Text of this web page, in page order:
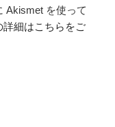
Akismet を使って
詳細はこちらをご